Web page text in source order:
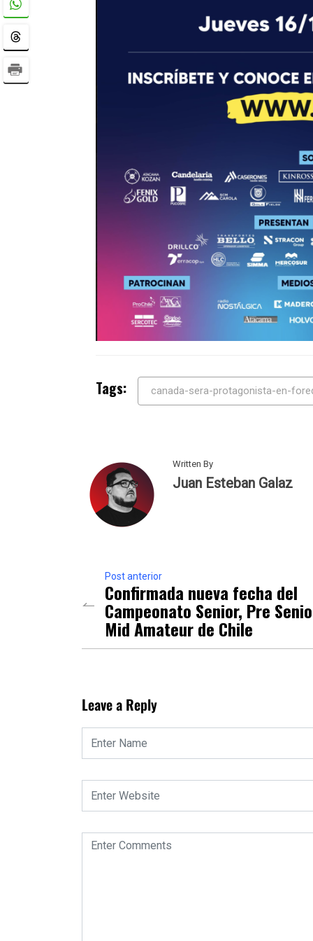
Tags: canada-sera-protagonista-en-
Written By
Juan Esteban Galaz
Post anterior
Confirmada nueva fecha del
Campeonato Senior, Pre
Mid Amateur de Chile
Leave a Reply